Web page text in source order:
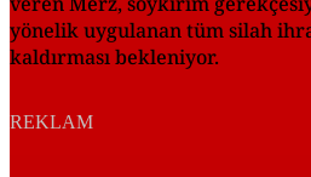
yönelik uygulanan tüm silah
kaldırması bekleniyor.
REKLAM